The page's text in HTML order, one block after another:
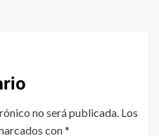
no será publicada. Los
con*